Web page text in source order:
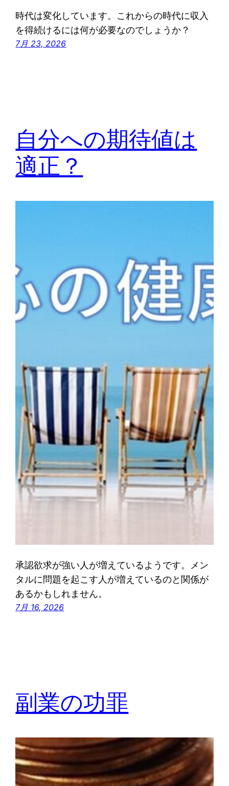
時代は変化しています。これからの時代に収入
を得続けるには何が必要なのでしょうか？
7月 23, 2026
自分への期待値は
適正？
承認欲求が強い人が増えているようです。メン
タルに問題を起こす人が増えているのと関係が
あるかもしれません。
7月 16, 2026
副業の功罪